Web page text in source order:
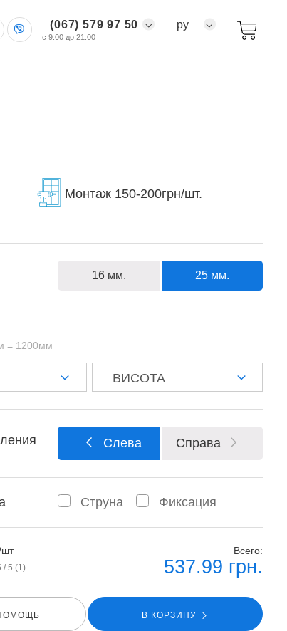
(067) 579 97 50
с 9:00 до 21:00
ру
Монтаж 150-200грн/шт.
16 мм. 25 мм.
= 1200мм
Слева Справа
Струна Фиксация
шт
/ 5 (1)
Всего:
537.99 грн.
В КОРЗИНУ